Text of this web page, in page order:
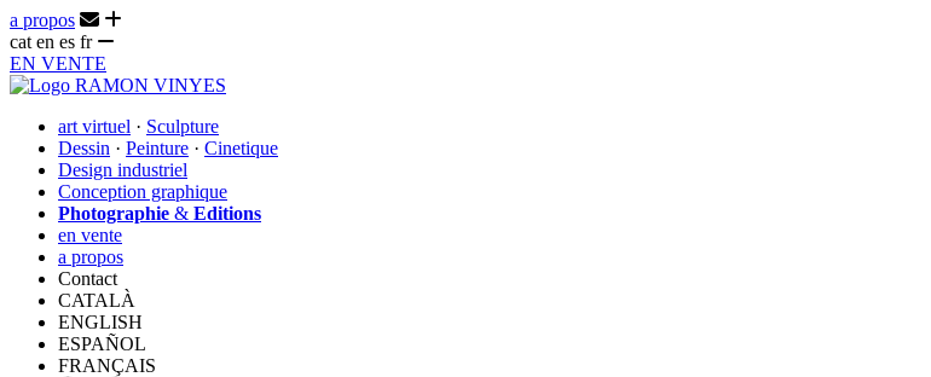
a propos
cat en es fr
EN VENTE
art virtuel · Sculpture
Dessin · Peinture · Cinetique
Design industriel
Conception graphique
Photographie & Editions
en vente
a propos
Contact
CATALÀ
ENGLISH
ESPAÑOL
FRANÇAIS